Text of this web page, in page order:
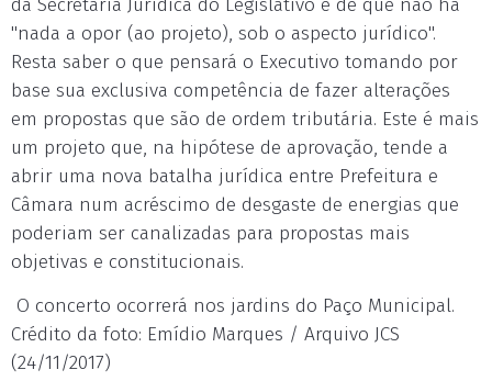
da Secretaria Jurídica do Legislativo é de que não há
"nada a opor (ao projeto), sob o aspecto jurídico".
Resta saber o que pensará o Executivo tomando por
base sua exclusiva competência de fazer alterações
em propostas que são de ordem tributária. Este é mais
um projeto que, na hipótese de aprovação, tende a
abrir uma nova batalha jurídica entre Prefeitura e
Câmara num acréscimo de desgaste de energias que
poderiam ser canalizadas para propostas mais
objetivas e constitucionais.
O concerto ocorrerá nos jardins do Paço Municipal.
Crédito da foto: Emídio Marques / Arquivo JCS
(24/11/2017)